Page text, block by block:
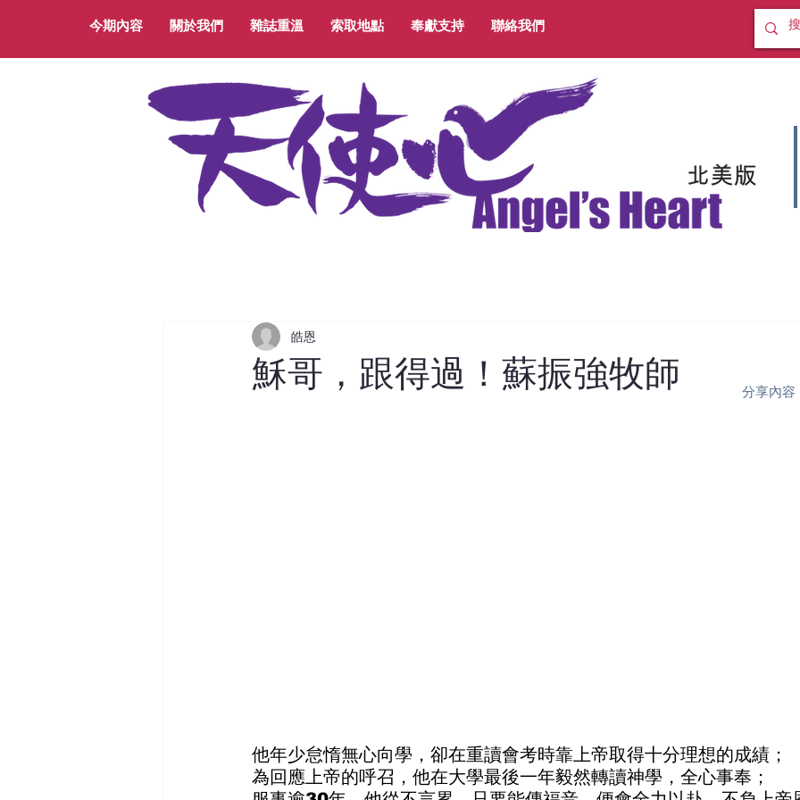
今期內容 關於我們 雜誌重溫 索取地點 奉獻支持 聯絡我們
穌哥，跟得過！蘇振強牧師
皓恩
他年少怠惰無心向學，卻在重讀會考時靠上帝取得十分理想的成績；
為回應上帝的呼召，他在大學最後一年毅然轉讀神學，全心事奉；
分享內容